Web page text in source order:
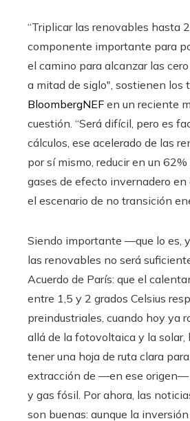
“Triplicar las renovables hasta
componente importante para
el camino para alcanzar las
a mitad de siglo″, sostienen los
BloombergNEF en un reciente
cuestión. “Será difícil, pero es
cálculos, ese acelerado de las
por sí mismo, reducir en un
gases de efecto invernadero
el escenario de no transición
Siendo importante —que lo es,
las renovables no será
Acuerdo de París: que el
entre 1,5 y 2 grados Celsius
preindustriales, cuando hoy ya
allá de la fotovoltaica y la solar,
tener una hoja de ruta clara
extracción de —en ese origen—
y gas fósil. Por ahora, las
son buenas: aunque la